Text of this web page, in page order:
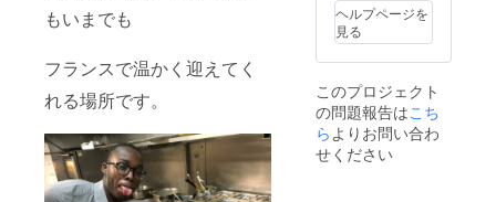
もいまでも
フランスで温かく迎えてく
れる場所です。
ヘルプページを
見る
このプロジェクト
の問題報告はこち
ら よりお問い合わ
せください